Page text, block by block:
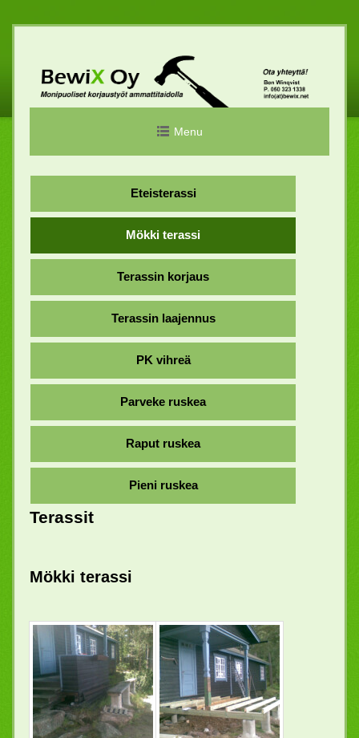
Menu
Eteisterassi
Mökki terassi
Terassin korjaus
Terassin laajennus
PK vihreä
Parveke ruskea
Raput ruskea
Pieni ruskea
Terassit
Mökki terassi